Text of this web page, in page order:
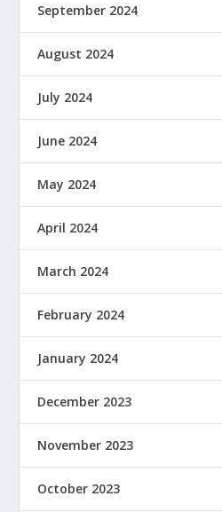
September 2024
August 2024
July 2024
June 2024
May 2024
April 2024
March 2024
February 2024
January 2024
December 2023
November 2023
October 2023